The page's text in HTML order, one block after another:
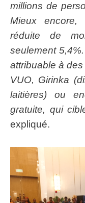
millions de
Mieux
réduite de
seulement
attribuable à
VUO, Girinka
laitières) ou
gratuite, qui
expliqué.